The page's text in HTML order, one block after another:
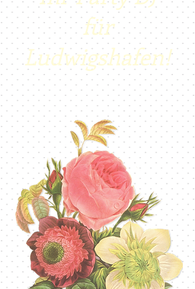
für
Ludwigshafen!